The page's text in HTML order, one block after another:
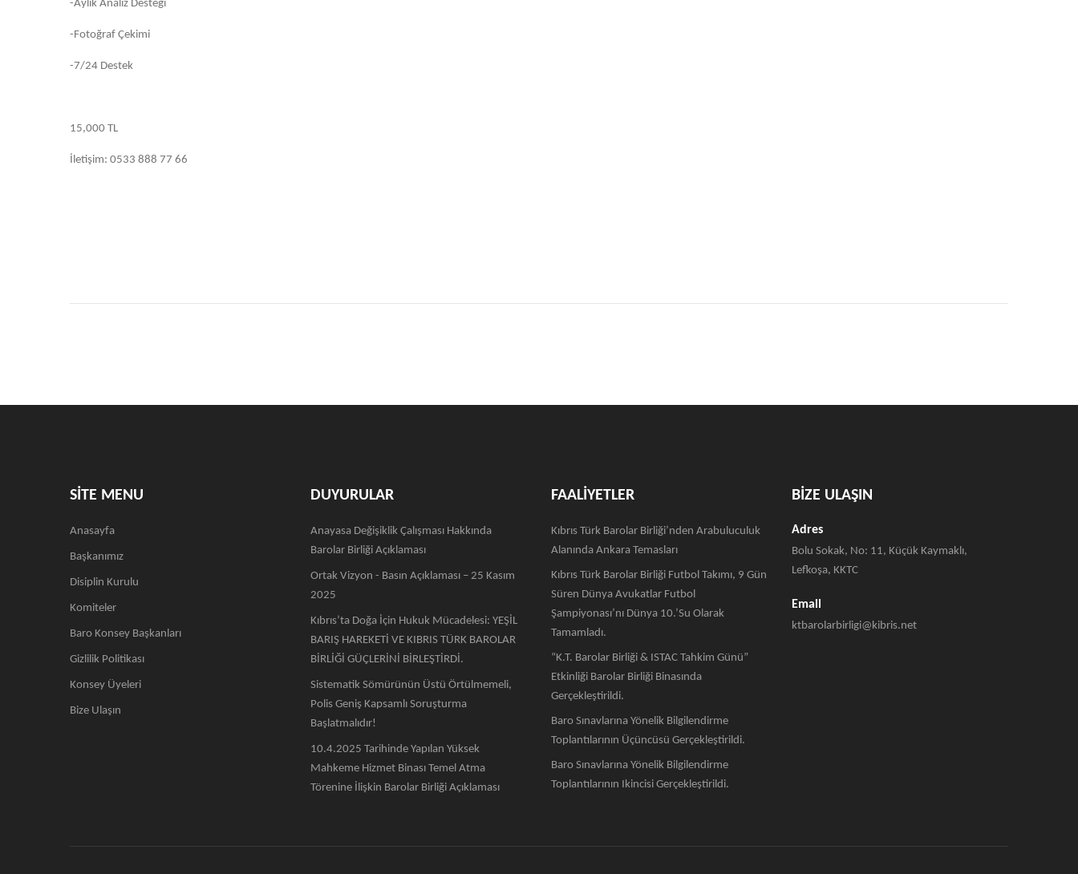
-Aylık Analiz Desteği
-Fotoğraf Çekimi
-7/24 Destek
15,000 TL
İletişim: 0533 888 77 66
SİTE MENU
Anasayfa
Başkanımız
Disiplin Kurulu
Komiteler
Baro Konsey Başkanları
Gizlilik Politikası
Konsey Üyeleri
Bize Ulaşın
DUYURULAR
Anayasa Değişiklik Çalışması Hakkında
Barolar Birliği Açıklaması
Ortak Vizyon - Basın Açıklaması – 25 Kasım
2025
Kıbrıs’ta Doğa İçin Hukuk Mücadelesi: YEŞİL
BARIŞ HAREKETİ VE KIBRIS TÜRK BAROLAR
BİRLİĞİ GÜÇLERİNİ BİRLEŞTİRDİ.
Sistematik Sömürünün Üstü Örtülmemeli,
Polis Geniş Kapsamlı Soruşturma
Başlatmalıdır!
10.4.2025 Tarihinde Yapılan Yüksek
Mahkeme Hizmet Binası Temel Atma
Törenine İlişkin Barolar Birliği Açıklaması
FAALİYETLER
Kıbrıs Türk Barolar Birliği’nden Arabuluculuk
Alanında Ankara Temasları
Kıbrıs Türk Barolar Birliği Futbol Takımı, 9 Gün
Süren Dünya Avukatlar Futbol
Şampiyonası’nı Dünya 10.’su Olarak
Tamamladı.
“K.T. Barolar Birliği & ISTAC Tahkim Günü”
Etkinliği Barolar Birliği Binasında
Gerçekleştirildi.
Baro Sınavlarına Yönelik Bilgilendirme
Toplantılarının Üçüncüsü Gerçekleştirildi.
Baro Sınavlarına Yönelik Bilgilendirme
Toplantılarının Ikincisi Gerçekleştirildi.
BİZE ULAŞIN
Adres
Bolu Sokak, No: 11, Küçük Kaymaklı,
Lefkoşa, KKTC
Email
ktbarolarbirligi@kibris.net